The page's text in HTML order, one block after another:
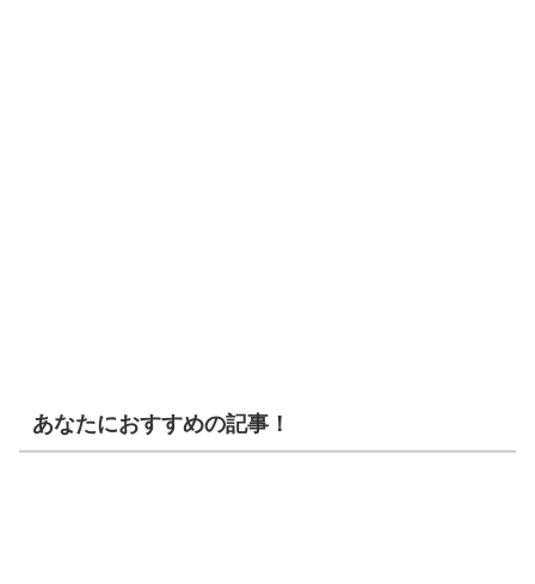
あなたにおすすめの記事！